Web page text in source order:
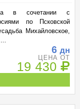
в сочетании с
по Псковской
Михайловское,
6 дн
ЦЕНА ОТ
19 430